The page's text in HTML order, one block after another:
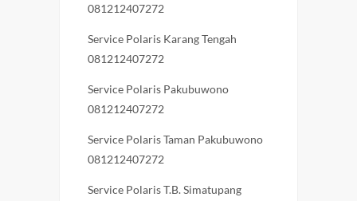
081212407272
Service Polaris Karang Tengah
081212407272
Service Polaris Pakubuwono
081212407272
Service Polaris Taman Pakubuwono
081212407272
Service Polaris T.B. Simatupang